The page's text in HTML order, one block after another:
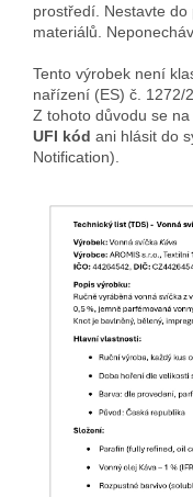
prostředí. Nestavte
materiálů.
Tento výrobek není
nařízení (ES) č. 1272/
Z tohoto důvodu se na
UFI kód ani hlásit do
Notification).